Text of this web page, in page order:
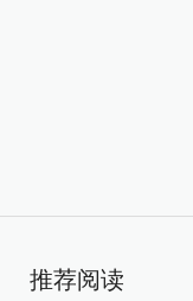
推荐阅读